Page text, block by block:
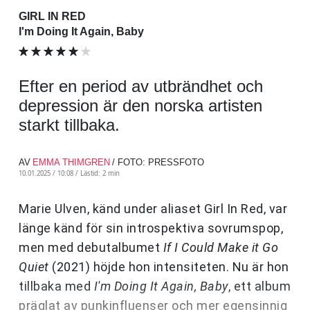
GIRL IN RED
I'm Doing It Again, Baby
Efter en period av utbrändhet och
depression är den norska artisten
starkt tillbaka.
AV EMMA THIMGREN / FOTO: PRESSFOTO
10.01.2025 / 10:08 / Lästid: 2 min
Marie Ulven, känd under aliaset Girl In Red, var
länge känd för sin introspektiva sovrumspop,
men med debutalbumet If I Could Make it Go
Quiet (2021) höjde hon intensiteten. Nu är hon
tillbaka med I'm Doing It Again, Baby, ett album
präglat av punkinfluenser och mer egensinnig